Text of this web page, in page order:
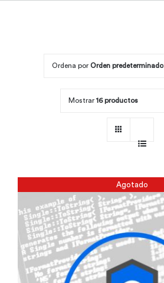
Ordena por Orden predeterminado
Mostrar 16 productos
Agotado